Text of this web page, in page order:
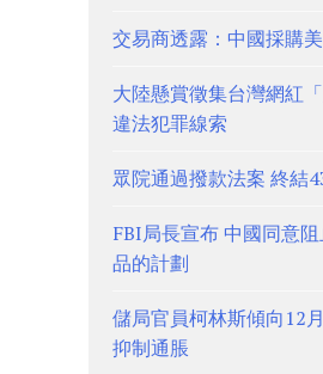
交易商透露：中國採購
大陸懸賞徵集台灣網紅
違法犯罪線索
眾院通過撥款法案 終結
FBI局長宣布 中國同意
品的計劃
儲局官員柯林斯傾向12
抑制通脹